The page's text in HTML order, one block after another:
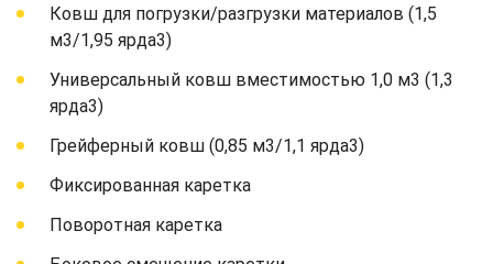
Ковш для погрузки/разгрузки материалов (1,5
м3/1,95 ярда3)
Универсальный ковш вместимостью 1,0 м3 (1,3
ярда3)
Грейферный ковш (0,85 м3/1,1 ярда3)
Фиксированная каретка
Поворотная каретка